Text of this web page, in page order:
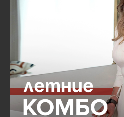
Уровень NAD⁺ = уровень
Не является
Перед применением
врачом.